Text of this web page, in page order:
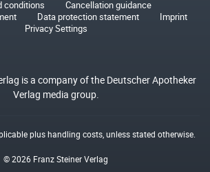
conditions
Cancellation guidance
Data protection statement
Imprint
Privacy Settings
is a company of the Deutscher Apotheker
Verlag media group.
plushandling costs, unless stated otherwise.
© 2026 Franz Steiner Verlag